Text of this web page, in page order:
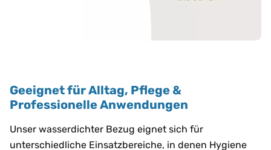
Geeignet für Alltag, Pflege &
Professionelle Anwendungen
Unser wasserdichter Bezug eignet sich für
unterschiedliche Einsatzbereiche, in denen Hygiene